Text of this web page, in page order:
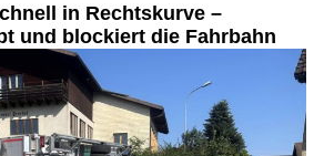
in Rechtskurve –
und blockiert die Fahrbahn